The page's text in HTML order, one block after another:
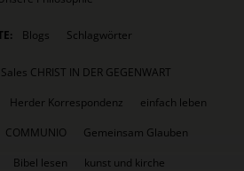
Blogs Schlagwörter
CHRIST IN DER GEGENWART
Herder Korrespondenz
einfach leben
COMMUNIO
Gemeinsam Glauben
Bibel lesen kunst und kirche